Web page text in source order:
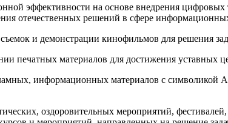
на основе внедрения цифровых
отечественных решений в сфере
и демонстрации кинофильмов для решения
печатных материалов для достижения уставных
информационных материалов с символикой
оздоровительных мероприятий,